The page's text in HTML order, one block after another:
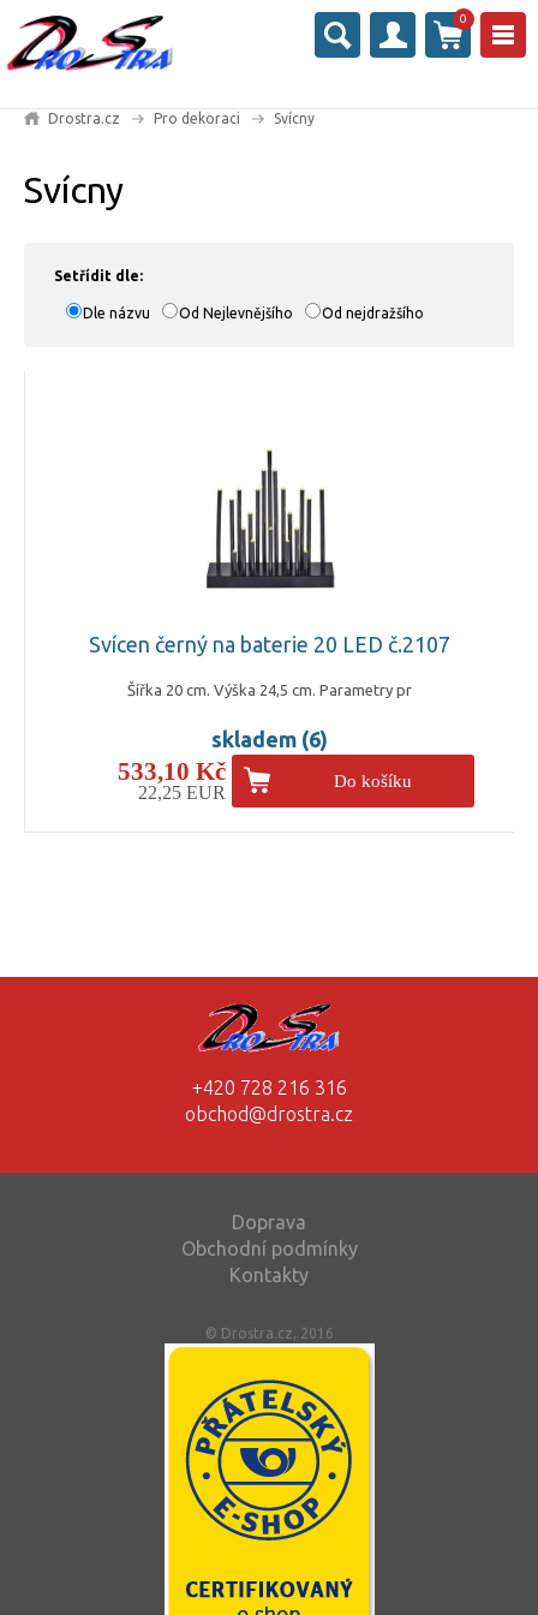
0
Drostra.cz Pro dekoraci Svícny
Svícny
Setřídit dle:
Dle názvu Od Nejlevnějšího Od nejdražšího
Svícen černý na baterie 20 LED č.2107
Šířka 20 cm. Výška 24,5 cm. Parametry pr
skladem (6)
533,10 Kč
22,25 EUR
Do košíku
+420 728 216 316
obchod@drostra.cz
Doprava
Obchodní podmínky
Kontakty
© Drostra.cz, 2016